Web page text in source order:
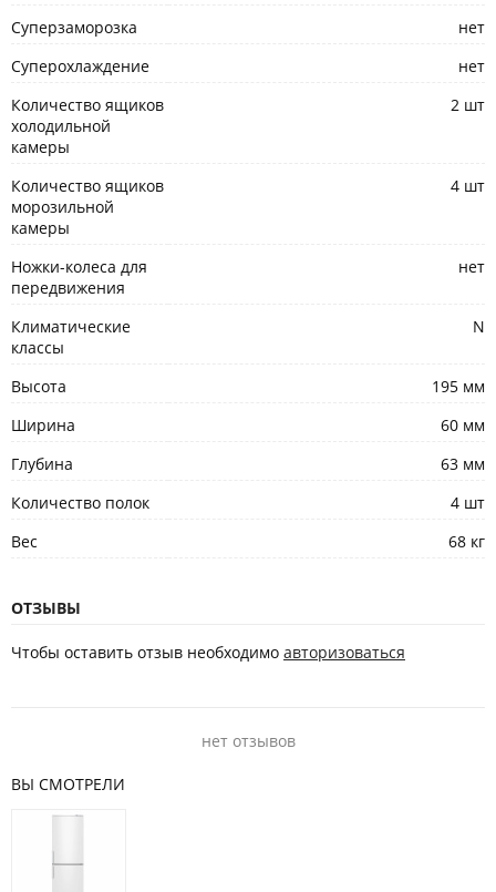
Суперзаморозка
нет
Суперохлаждение
нет
Количество ящиков
холодильной
камеры
2 шт
Количество ящиков
морозильной
камеры
4 шт
Ножки-колеса для
передвижения
нет
Климатические
классы
N
Высота
195 мм
Ширина
60 мм
Глубина
63 мм
Количество полок
4 шт
Вес
68 кг
ОТЗЫВЫ
Чтобы оставить отзыв необходимо авторизоваться
нет отзывов
ВЫ СМОТРЕЛИ